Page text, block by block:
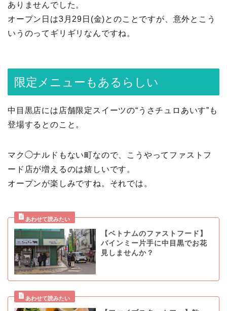
ありませんでした。
オープン日は3月29日(金)とのことですが、意外とこう
いうのってギリギリなんですね。
限定メニューもあるらしい
中目黒店には店舗限定スイーツの“うさチュロあいす”も
登場するとのこと。
マク◯ナルドもない町なので、こうやってファストフ
ード店が増えるのは嬉しいです。
オープンが楽しみですね。それでは。
【ベトナムのファストフード】
バインミー片手に中目黒でお花
見しませんか？